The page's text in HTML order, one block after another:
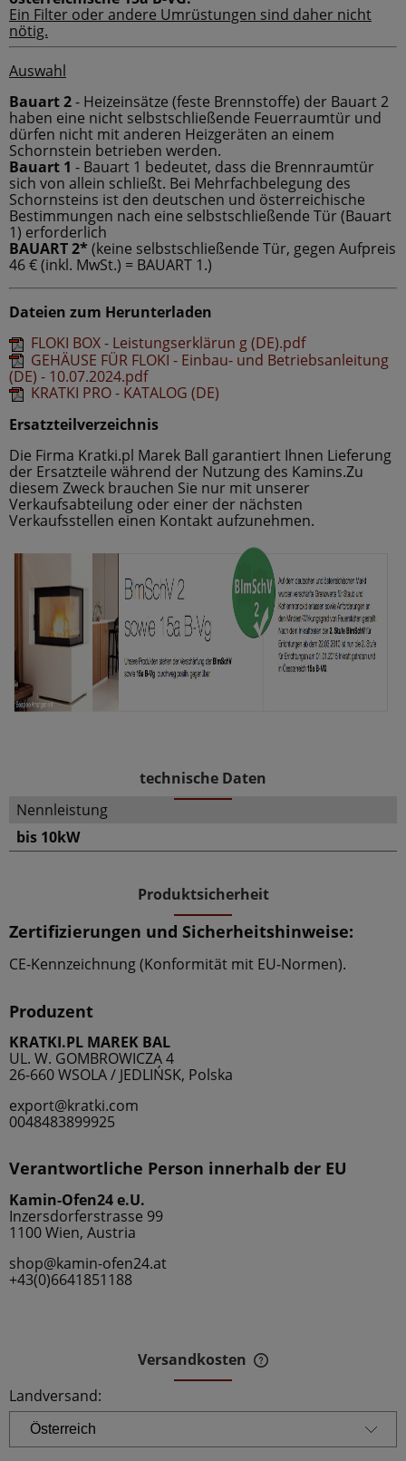
Ein Filter oder andere Umrüstungen sind daher nicht
nötig.
Auswahl
Bauart 2- Heizeinsätze (feste Brennstoffe) der Bauart 2
haben eine nicht selbstschließende Feuerraumtür und
dürfen nicht mit anderen Heizgeräten an einem
Schornstein betrieben werden.
Bauart 1 - Bauart 1 bedeutet, dass die Brennraumtür
sich von allein schließt. Bei Mehrfachbelegung des
Schornsteins ist den deutschen und österreichische
Bestimmungen nach eine selbstschließende Tür (Bauart
1) erforderlich
BAUART 2* (keine selbstschließende Tür, gegen Aufpreis
46 € (inkl. MwSt.) = BAUART 1.)
Dateien zum Herunterladen
FLOKI BOX - Leistungserklärun g (DE).pdf
GEHÄUSE FÜR FLOKI - Einbau- und Betriebsanleitung
(DE) - 10.07.2024.pdf
KRATKI PRO - KATALOG (DE)
Ersatzteilverzeichnis
Die Firma Kratki.pl Marek Ball garantiert Ihnen Lieferung
der Ersatzteile während der Nutzung des Kamins.Zu
diesem Zweck brauchen Sie nur mit unserer
Verkaufsabteilung oder einer der nächsten
Verkaufsstellen einen Kontakt aufzunehmen.
technische Daten
Nennleistung
bis 10kW
Produktsicherheit
Zertifizierungen und Sicherheitshinweise:
CE-Kennzeichnung (Konformität mit EU-Normen).
Produzent
KRATKI.PL MAREK BAL
UL. W. GOMBROWICZA 4
26-660 WSOLA / JEDLIŃSK, Polska
export@kratki.com
0048483899925
Verantwortliche Person innerhalb der EU
Kamin-Ofen24 e.U.
Inzersdorferstrasse 99
1100 Wien, Austria
shop@kamin-ofen24.at
+43(0)6641851188
Versandkosten
Landversand: